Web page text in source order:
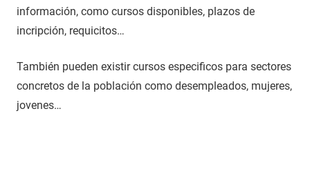
información, como cursos disponibles, plazos de
incripción, requicitos…
También pueden existir cursos especificos para sectores
concretos de la población como desempleados, mujeres,
jovenes…